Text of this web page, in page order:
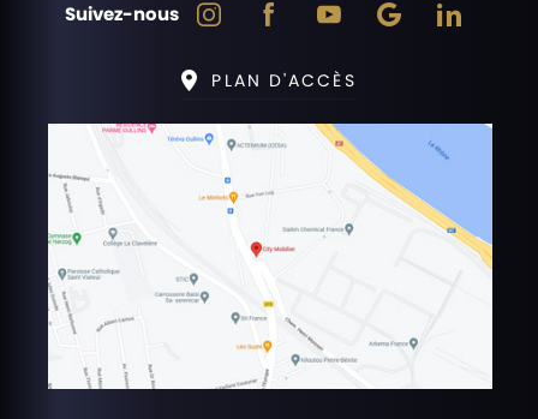
Suivez-nous
PLAN D'ACCÈS